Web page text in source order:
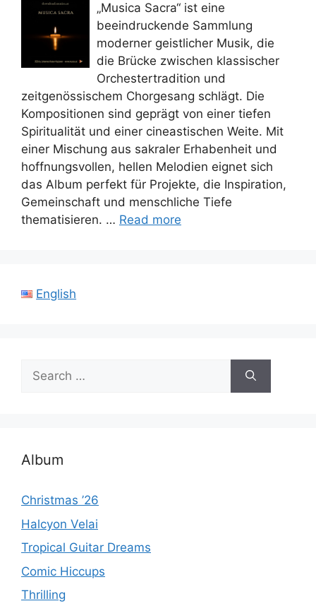
„Musica Sacra“ ist eine
beeindruckende Sammlung
moderner geistlicher Musik, die
die Brücke zwischen klassischer
Orchestertradition und
zeitgenössischem Chorgesang schlägt. Die
Kompositionen sind geprägt von einer tiefen
Spiritualität und einer cineastischen Weite. Mit
einer Mischung aus sakraler Erhabenheit und
hoffnungsvollen, hellen Melodien eignet sich
das Album perfekt für Projekte, die Inspiration,
Gemeinschaft und menschliche Tiefe
thematisieren. … Read more
English
Search
for:
Album
Christmas ’26
Halcyon Velai
Tropical Guitar Dreams
Comic Hiccups
Thrilling